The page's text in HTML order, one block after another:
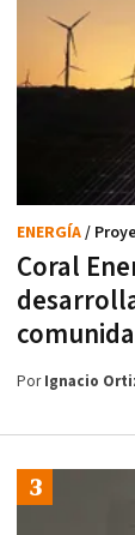
Coral
ENERGÍA/
PorIgnacio